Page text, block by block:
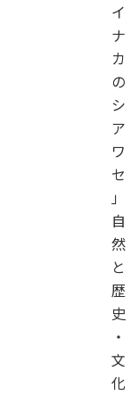
イ
ナ
カ
の
シ
ア
ワ
セ
」
自
然
と
歴
史
・
文
化